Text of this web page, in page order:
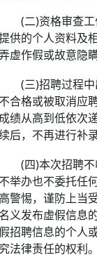
二)资格审查工作
供的个人资料及
虚作假或故意隐
三)招聘过程中出
合格或被取消应
绩从高到低依次
后，不再进行补录
四)本次招聘不收
举办也不委托任
警惕，谨防上当
义发布虚假信息
招聘信息的个人
法律责任的权利。